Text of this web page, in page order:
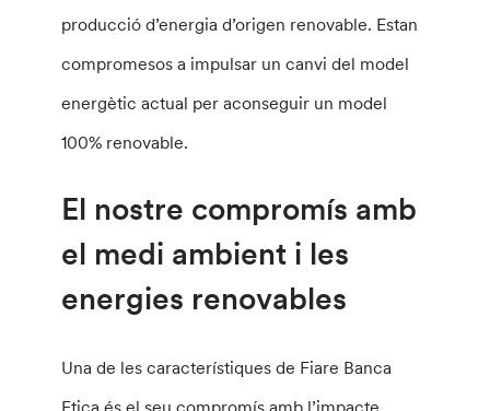
producció d’energia d’origen renovable. Estan
compromesos a impulsar un canvi del model
energètic actual per aconseguir un model
100% renovable.
El nostre compromís amb
el medi ambient i les
energies renovables
Una de les característiques de Fiare Banca
Etica és el seu compromís amb l’impacte